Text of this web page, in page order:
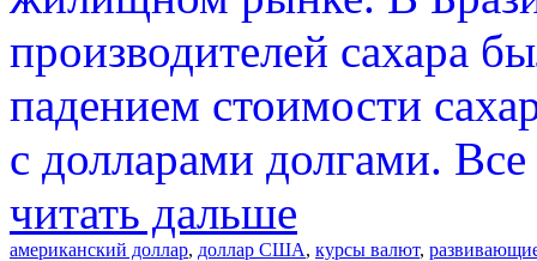
производителей сахара
падением стоимости
с долларами долгами.
читать дальше
американский доллар, доллар США, курсы валют,